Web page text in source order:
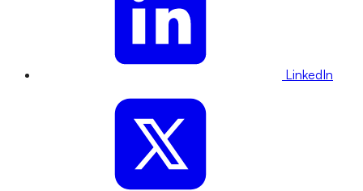
LinkedIn